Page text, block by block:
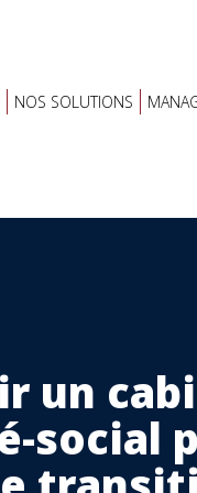
NOS SOLUTIONS
un
social